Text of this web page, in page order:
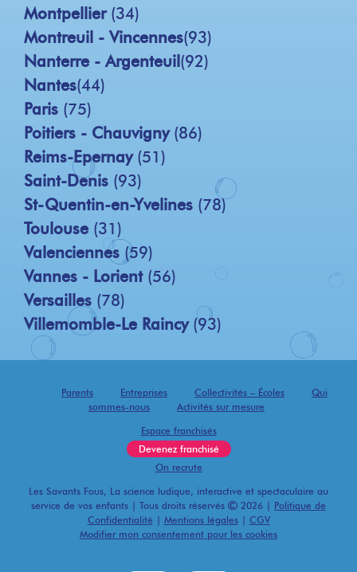
Montpellier (34)
Montreuil - Vincennes(93)
Nanterre - Argenteuil (92)
Nantes(44)
Paris (75)
Poitiers - Chauvigny (86)
Reims-Epernay (51)
Saint-Denis (93)
St-Quentin-en-Yvelines (78)
Toulouse (31)
Valenciennes (59)
Vannes - Lorient (56)
Versailles (78)
Villemomble-Le Raincy (93)
Parents Entreprises Collectivités – Écoles
Qui
sommes-nous
Activités sur mesure
Espace franchisés
Devenez franchisé
On recrute
Les Savants Fous, La science ludique, interactive et spectaculaire au
service de vos enfants | Tous droits réservés
2026 | Politique de
Confidentialité | Mentions légales| CGV
Modifier mon consentement pour les cookies